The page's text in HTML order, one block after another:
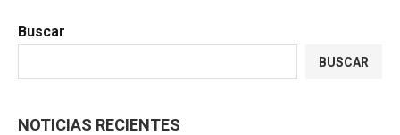
Buscar
BUSCAR
NOTICIAS RECIENTES